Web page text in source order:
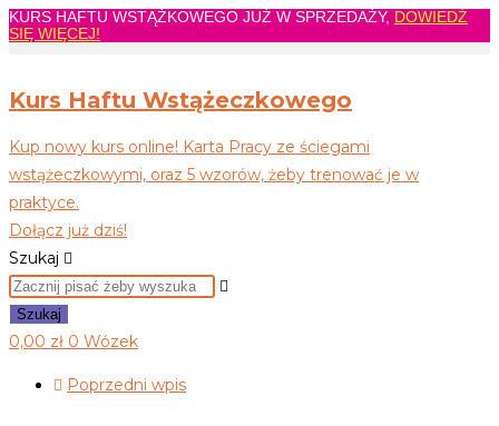
Koniec
treści
KURS HAFTU WSTĄŻKOWEGO JUŻ W SPRZEDAŻY, DOWIEDŹ
SIĘ WIĘCEJ!
Kurs Haftu Wstążeczkowego
Kup nowy kurs online! Karta Pracy ze ściegami
wstążeczkowymi, oraz 5 wzorów, żeby trenować je w
praktyce.
Dołącz już dziś!
Szukaj
Szukaj
0,00 zł 0 Wózek
Poprzedni wpis